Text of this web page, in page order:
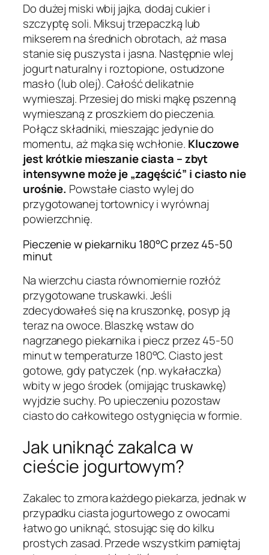
Do dużej miski wbij jajka, dodaj cukier i
szczyptę soli. Miksuj trzepaczką lub
mikserem na średnich obrotach, aż masa
stanie się puszysta i jasna. Następnie wlej
jogurt naturalny i roztopione, ostudzone
masło (lub olej). Całość delikatnie
wymieszaj. Przesiej do miski mąkę pszenną
wymieszaną z proszkiem do pieczenia.
Połącz składniki, mieszając jedynie do
momentu, aż mąka się wchłonie. Kluczowe
jest krótkie mieszanie ciasta – zbyt
intensywne może je „zagęścić” i ciasto nie
urośnie. Powstałe ciasto wylej do
przygotowanej tortownicy i wyrównaj
powierzchnię.
Pieczenie w piekarniku 180°C przez 45-50
minut
Na wierzchu ciasta równomiernie rozłóż
przygotowane truskawki. Jeśli
zdecydowałeś się na kruszonkę, posyp ją
teraz na owoce. Blaszkę wstaw do
nagrzanego piekarnika i piecz przez 45-50
minut w temperaturze 180°C. Ciasto jest
gotowe, gdy patyczek (np. wykałaczka)
wbity w jego środek (omijając truskawkę)
wyjdzie suchy. Po upieczeniu pozostaw
ciasto do całkowitego ostygnięcia w formie.
Jak uniknąć zakalca w
cieście jogurtowym?
Zakalec to zmora każdego piekarza, jednak w
przypadku ciasta jogurtowego z owocami
łatwo go uniknąć, stosując się do kilku
prostych zasad. Przede wszystkim pamiętaj